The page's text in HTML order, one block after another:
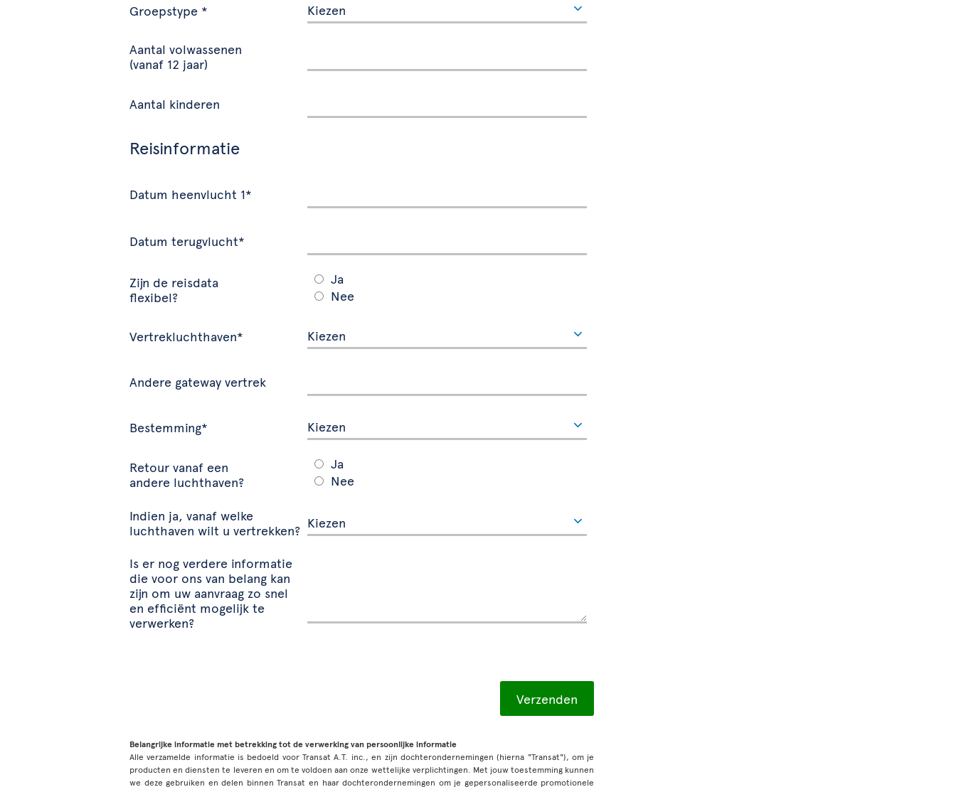
Groepstype *
Aantal volwassenen
(vanaf 12 jaar)
Aantal kinderen
Reisinformatie
Datum heenvlucht 1*
Datum terugvlucht*
Zijn de reisdata
flexibel?
Ja
Nee
Vertrekluchthaven*
Andere gateway vertrek
Bestemming*
Retour vanaf een
andere luchthaven?
Ja
Nee
Indien ja, vanaf welke
luchthaven wilt u vertrekken?
Is er nog verdere informatie
die voor ons van belang kan
zijn om uw aanvraag zo snel
en efficiënt mogelijk te
verwerken?
Belangrijke informatie met betrekking tot de verwerking van persoonlijke informatie
Alle verzamelde informatie is bedoeld voor Transat A.T. inc., en zijn dochterondernemingen (hierna "Transat"), om je
producten en diensten te leveren en om te voldoen aan onze wettelijke verplichtingen. Met jouw toestemming kunnen
we deze gebruiken en delen binnen Transat en haar dochterondernemingen om je gepersonaliseerde promotionele